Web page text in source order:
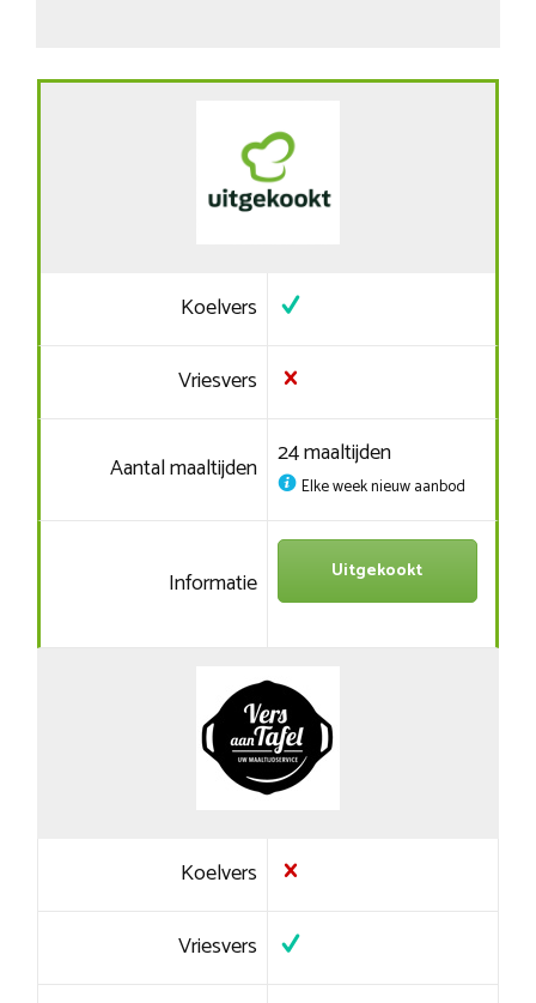
Koelvers
Vriesvers
Aantal maaltijden 24 maaltijden
Elke week nieuw aanbod
Informatie Uitgekookt
Koelvers
Vriesvers